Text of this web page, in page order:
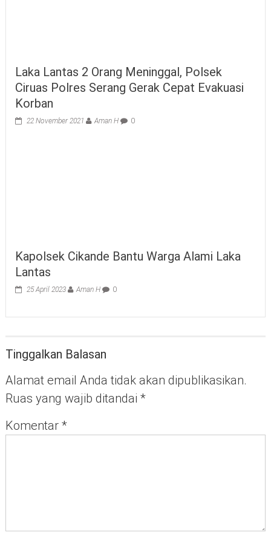
Laka Lantas 2 Orang Meninggal, Polsek
Ciruas Polres Serang Gerak Cepat Evakuasi
Korban
22 November 2021 Aman H 0
Kapolsek Cikande Bantu Warga Alami Laka
Lantas
25 April 2023 Aman H 0
Tinggalkan Balasan
Alamat email Anda tidak akan dipublikasikan.
Ruas yang wajib ditandai *
Komentar *